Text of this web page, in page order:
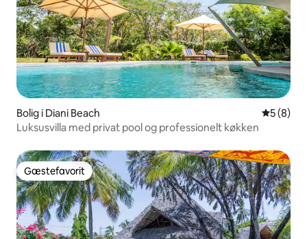
Bolig i Diani Beach 5 ud af 5
5 (8)
Luksusvilla med privat pool og professionelt køkken
Gæstefavorit
Gæstefavorit